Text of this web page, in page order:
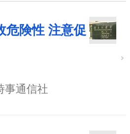
危険性 注意促
事通信社